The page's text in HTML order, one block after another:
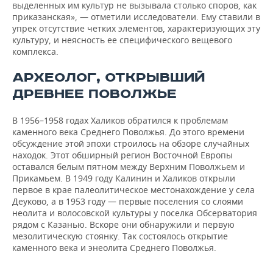
выделенных им культур не вызывала столько споров, как
приказанская», — отметили исследователи. Ему ставили в
упрек отсутствие четких элементов, характеризующих эту
культуру, и неясность ее специфического вещевого
комплекса.
АРХЕОЛОГ, ОТКРЫВШИЙ
ДРЕВНЕЕ ПОВОЛЖЬЕ
В 1956–1958 годах Халиков обратился к проблемам
каменного века Среднего Поволжья. До этого времени
обсуждение этой эпохи строилось на обзоре случайных
находок. Этот обширный регион Восточной Европы
оставался белым пятном между Верхним Поволжьем и
Прикамьем. В 1949 году Калинин и Халиков открыли
первое в крае палеолитическое местонахождение у села
Деуково, а в 1953 году — первые поселения со слоями
неолита и волосовской культуры у поселка Обсерватория
рядом с Казанью. Вскоре они обнаружили и первую
мезолитическую стоянку. Так состоялось открытие
каменного века и энеолита Среднего Поволжья.